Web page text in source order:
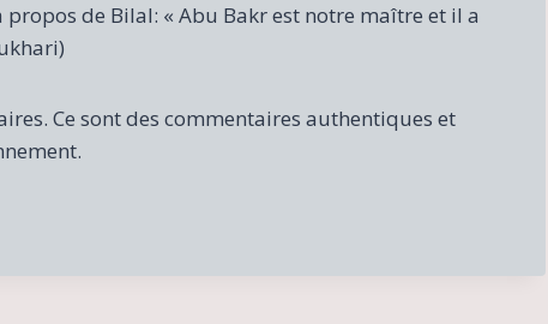
de Bilal: « Abu Bakr est notre maître et il a
Ce sont des commentaires authentiques et